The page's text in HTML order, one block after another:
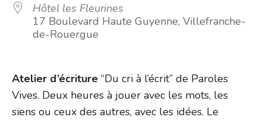
Hôtel les Fleurines
17 Boulevard Haute Guyenne, Villefranche-
de-Rouergue
Atelier d’écriture “Du cri à l’écrit” de Paroles
Vives. Deux heures à jouer avec les mots, les
siens ou ceux des autres, avec les idées. Le